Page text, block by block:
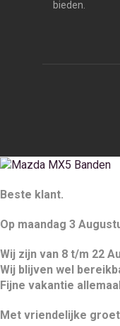
bieden.
Beste klant.
Op maandag 3
Wij zijn van 8 t/m 22
Wij blijven wel
Fijne vakantie
Met vriendelijke